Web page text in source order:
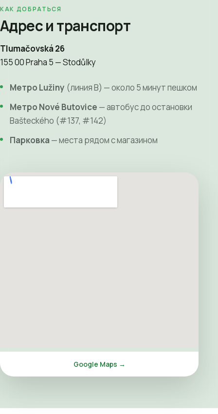
КАК ДОБРАТЬСЯ
Адрес и транспорт
Tlumačovská 26
155 00 Praha 5 — Stodůlky
Метро Lužiny (линия B) — около 5 минут пешком
Метро Nové Butovice — автобус до остановки
Bašteckého (#137, #142)
Парковка — места рядом с магазином
Google Maps →